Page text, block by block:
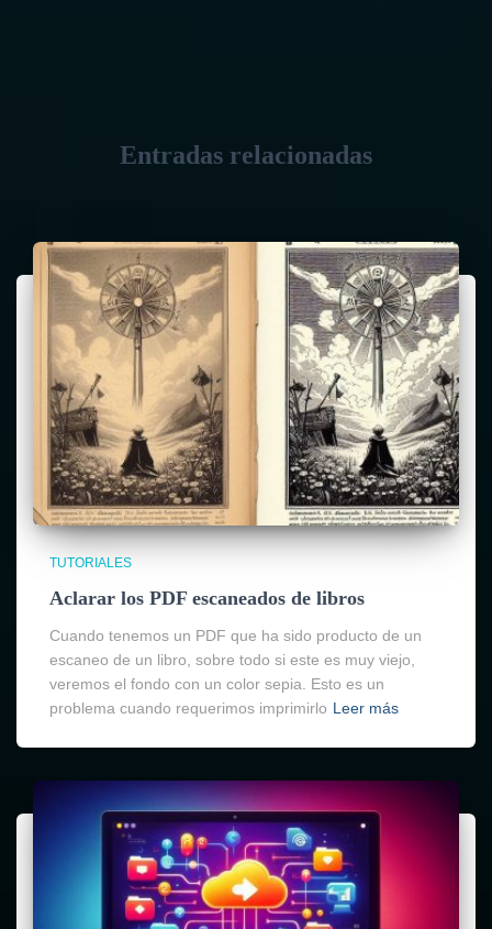
Entradas relacionadas
TUTORIALES
Aclarar los PDF escaneados de libros
Cuando tenemos un PDF que ha sido producto de un
escaneo de un libro, sobre todo si este es muy viejo,
veremos el fondo con un color sepia. Esto es un
problema cuando requerimos imprimirlo Leer más